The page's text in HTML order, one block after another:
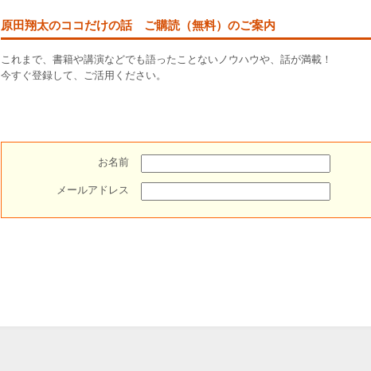
原田翔太のココだけの話 ご購読（無料）のご案内
これまで、書籍や講演などでも語ったことないノウハウや、話が満載！
今すぐ登録して、ご活用ください。
お名前
メールアドレス